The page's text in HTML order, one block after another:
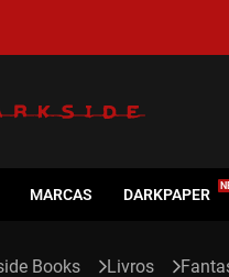
MARCAS DARKPAPER
Livros